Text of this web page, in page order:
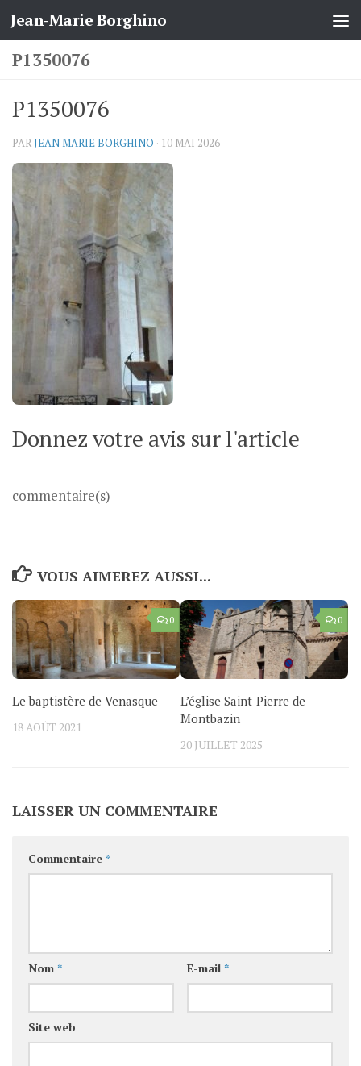
Skip to content
Jean-Marie Borghino
P1350076
P1350076
PARJEAN MARIE BORGHINO · 10 MAI 2026
Donnez votre avis sur l'article
commentaire(s)
VOUS AIMEREZ AUSSI...
0
Le baptistère de Venasque
18 AOÛT 2021
0
L’église Saint-Pierre de
Montbazin
20 JUILLET 2025
LAISSER UN COMMENTAIRE
Commentaire *
Nom * E-mail *
Site web